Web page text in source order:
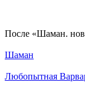
По­сле «Шаман.
Шаман
Любопытная